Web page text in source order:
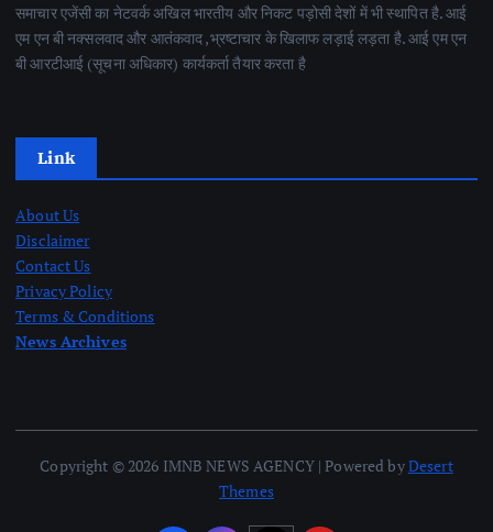
समाचार एजेंसी का नेटवर्क अखिल भारतीय और निकट पड़ोसी देशों में भी स्थापित है. आई
एम एन बी नक्सलवाद और आतंकवाद ,भ्रष्टाचार के खिलाफ लड़ाई लड़ता है. आई एम एन
बी आरटीआई (सूचना अधिकार) कार्यकर्ता तैयार करता है
Link
About Us
Disclaimer
Contact Us
Privacy Policy
Terms & Conditions
News Archives
Copyright © 2026 IMNB NEWS AGENCY | Powered byDesert
Themes